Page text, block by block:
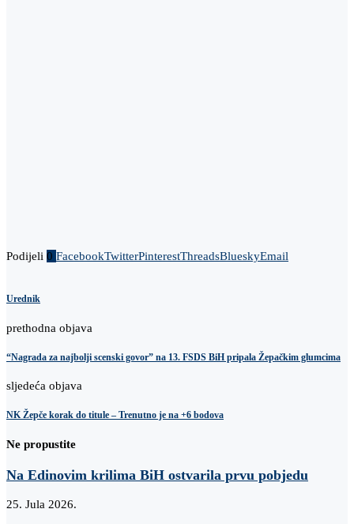
Podijeli 0 FacebookTwitterPinterestThreadsBlueskyEmail
Urednik
prethodna objava
“Nagrada za najbolji scenski govor” na 13. FSDS BiH pripala Žepačkim glumcima
sljedeća objava
NK Žepče korak do titule – Trenutno je na +6 bodova
Ne propustite
Na Edinovim krilima BiH ostvarila prvu pobjedu
25. Jula 2026.